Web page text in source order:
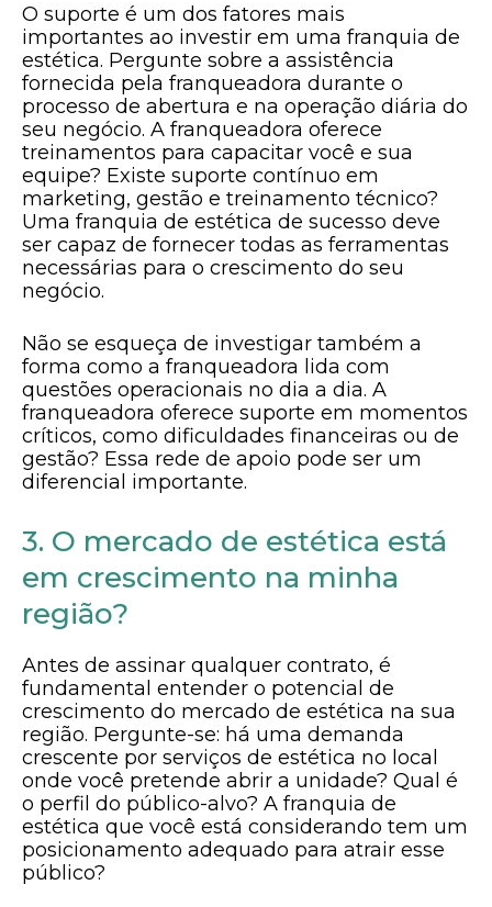
O suporte é um dos fatores mais
importantes ao investir em uma franquia de
estética. Pergunte sobre a assistência
fornecida pela franqueadora durante o
processo de abertura e na operação diária do
seu negócio. A franqueadora oferece
treinamentos para capacitar você e sua
equipe? Existe suporte contínuo em
marketing, gestão e treinamento técnico?
Uma franquia de estética de sucesso deve
ser capaz de fornecer todas as ferramentas
necessárias para o crescimento do seu
negócio.
Não se esqueça de investigar também a
forma como a franqueadora lida com
questões operacionais no dia a dia. A
franqueadora oferece suporte em momentos
críticos, como dificuldades financeiras ou de
gestão? Essa rede de apoio pode ser um
diferencial importante.
3. O mercado de estética está
em crescimento na minha
região?
Antes de assinar qualquer contrato, é
fundamental entender o potencial de
crescimento do mercado de estética na sua
região. Pergunte-se: há uma demanda
crescente por serviços de estética no local
onde você pretende abrir a unidade? Qual é
o perfil do público-alvo? A franquia de
estética que você está considerando tem um
posicionamento adequado para atrair esse
público?